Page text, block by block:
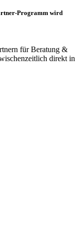
Programm wird
für Beratung &
direkt in